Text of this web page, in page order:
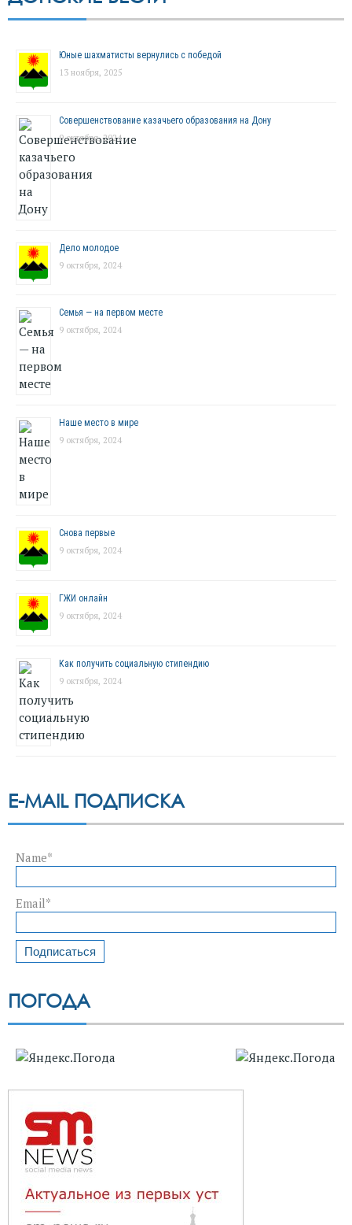
Юные шахматисты вернулись с победой
13 ноября, 2025
Совершенствование казачьего образования на Дону
9 октября, 2024
Дело молодое
9 октября, 2024
Семья — на первом месте
9 октября, 2024
Наше место в мире
9 октября, 2024
Снова первые
9 октября, 2024
ГЖИ онлайн
9 октября, 2024
Как получить социальную стипендию
9 октября, 2024
E-MAIL ПОДПИСКА
Name*
Email*
ПОГОДА